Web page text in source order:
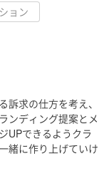
ョン
求の仕方を考え、
ンディング提案とメ
UPできるようクラ
緒に作り上げていけ